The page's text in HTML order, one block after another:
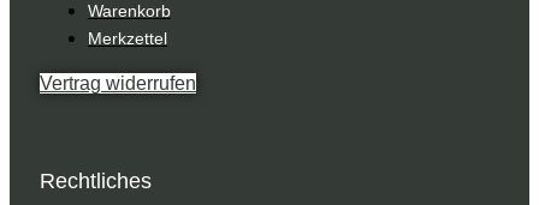
Warenkorb
Merkzettel
Vertrag widerrufen
Rechtliches